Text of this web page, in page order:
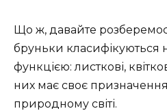
Що ж, давайте
бруньки класифікуються
функцією: листкові,
них має своє
природному світі.